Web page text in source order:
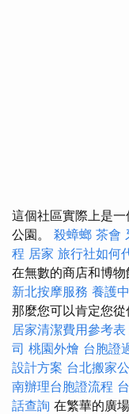
這個社區實際上是
公園。 殺蟑螂 茶會
程 居家 旅行社如何
在無數的商店和博物
新北按摩服務 養護
那麼您可以肯定您
居家清潔費用參考表
司 桃園外燴 台胞證
設計方案 台北搬家
南辦理台胞證流程
話查詢 在繁華的廣